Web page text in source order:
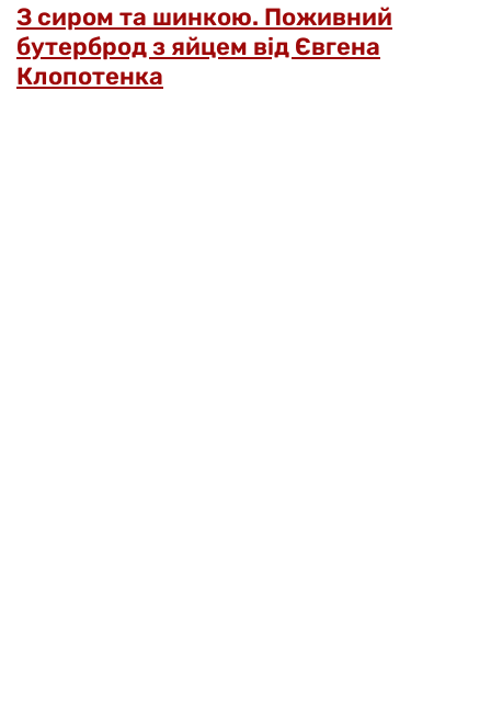
З сиром та шинкою. Поживний
бутерброд з яйцем від Євгена
Клопотенка